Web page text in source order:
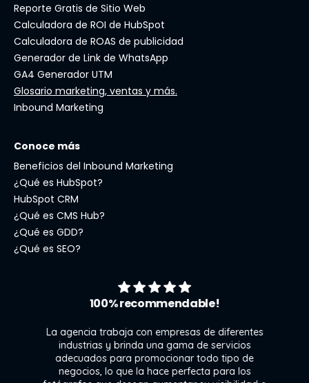
Reporte Gratis de Sitio Web
Calculadora de ROI de HubSpot
Calculadora de ROAS de publicidad
Generador de Link de WhatsApp
GA4 Generador UTM
Glosario marketing, ventas y más.
Inbound Marketing
Conoce más
Beneficios del Inbound Marketing
¿Qué es HubSpot?
HubSpot CRM
¿Qué es CMS Hub?
¿Qué es GDD?
¿Qué es SEO?
100% recommendable!
La agencia trabaja con empresas de diferentes
industrias y brinda una gama de servicios
adecuados para promocionar todo tipo de
negocios, lo que la hace perfecta para los